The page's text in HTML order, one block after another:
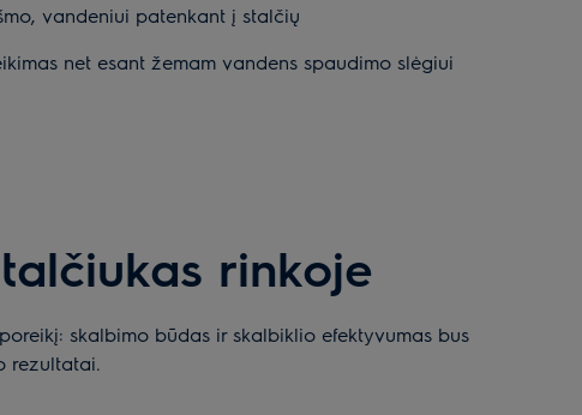
vandeniui patenkant į stalčių
net esant žemam vandens spaudimo slėgiui
rinkoje
skalbimo būdas ir skalbiklio efektyvumas bus
rezultatai.